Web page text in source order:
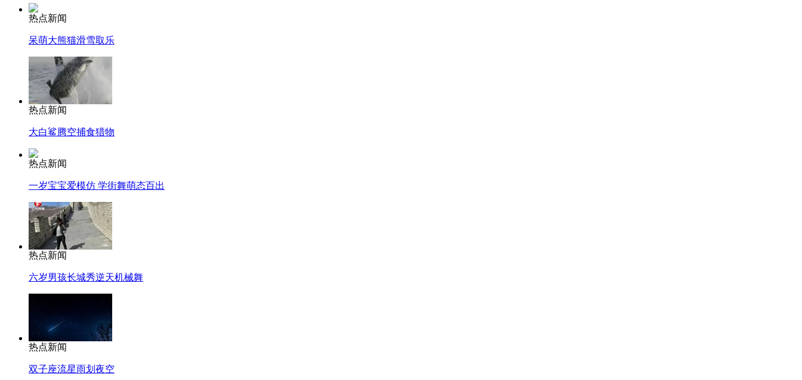
热点新闻
呆萌大熊猫滑雪取乐
热点新闻
大白鲨腾空捕食猎物
热点新闻
一岁宝宝爱模仿 学街舞萌态百出
热点新闻
六岁男孩长城秀逆天机械舞
热点新闻
双子座流星雨划夜空